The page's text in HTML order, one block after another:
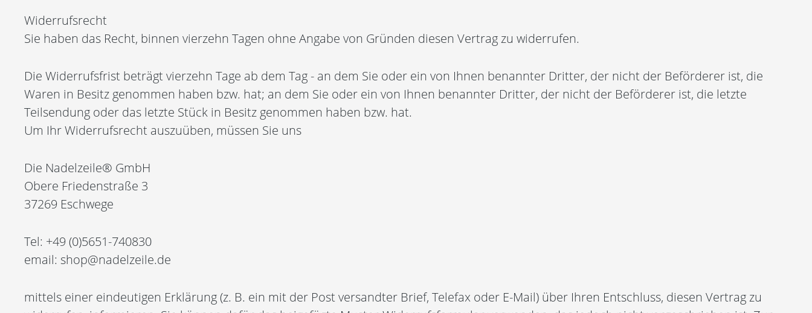
Widerrufsrecht
Sie haben das Recht, binnen vierzehn Tagen ohne Angabe von Gründen diesen Vertrag zu widerrufen.
Die Widerrufsfrist beträgt vierzehn Tage ab dem Tag - an dem Sie oder ein von Ihnen benannter Dritter, der nicht der Beförderer ist, die
Waren in Besitz genommen haben bzw. hat; an dem Sie oder ein von Ihnen benannter Dritter, der nicht der Beförderer ist, die letzte
Teilsendung oder das letzte Stück in Besitz genommen haben bzw. hat.
Um Ihr Widerrufsrecht auszuüben, müssen Sie uns
Die Nadelzeile® GmbH
Obere Friedenstraße 3
37269 Eschwege
Tel: +49 (0)5651-740830
email: shop@nadelzeile.de
mittels einer eindeutigen Erklärung (z. B. ein mit der Post versandter Brief, Telefax oder E-Mail) über Ihren Entschluss, diesen Vertrag zu